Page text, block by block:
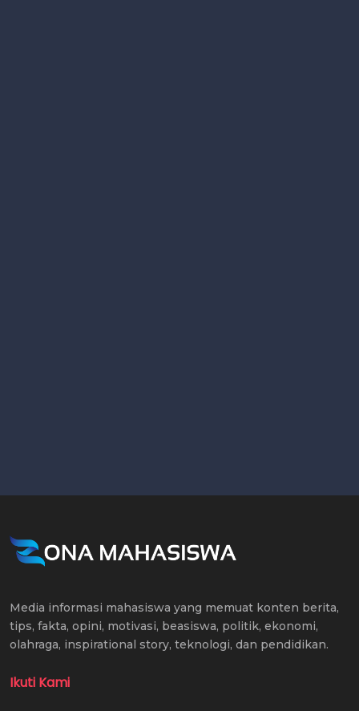
Media informasi mahasiswa yang memuat konten berita,
tips, fakta, opini, motivasi, beasiswa, politik, ekonomi,
olahraga, inspirational story, teknologi, dan pendidikan.
Ikuti Kami